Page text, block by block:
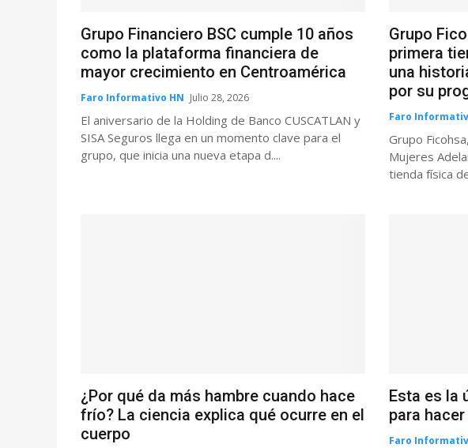
Grupo Financiero BSC cumple 10 años
como la plataforma financiera de
mayor crecimiento en Centroamérica
Faro Informativo HN Julio 28, 2026
El aniversario de la Holding de Banco CUSCATLAN y
SISA Seguros llega en un momento clave para el
grupo, que inicia una nueva etapa d....
Grupo
primera
una
por su
Faro
Grupo
Mujeres
tienda física
¿Por qué da más hambre cuando hace
frío? La ciencia explica qué ocurre en el
cuerpo
Esta es la
para
Faro